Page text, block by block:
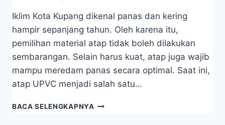
Iklim Kota Kupang dikenal panas dan kering
hampir sepanjang tahun. Oleh karena itu,
pemilihan material atap tidak boleh dilakukan
sembarangan. Selain harus kuat, atap juga wajib
mampu meredam panas secara optimal. Saat ini,
atap UPVC menjadi salah satu…
BACA SELENGKAPNYA